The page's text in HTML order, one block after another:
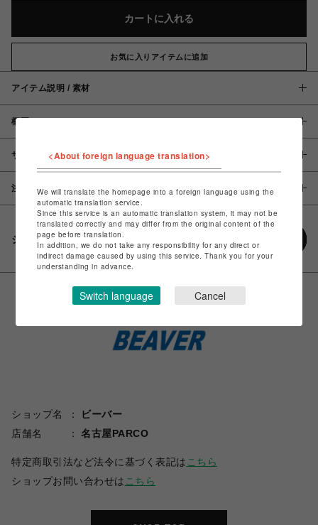
カートに入れる
お気に入りアイテムに追加
アイテム説明 / 素材
概要
サイズ
注意事項
シェアする
ショップ名
ビーバー
店舗名
名古屋PARCO
特定商取引法など法令に基づく表記は こちら
ショップお問い合わせは こちら
<About foreign language translation>
We will translate the homepage into a foreign language using the
automatic translation service.
Since this service is an automatic translation system, it may not be
translated correctly and may differ from the original content of the
page before translation.
In addition, we do not take any responsibility for any direct or
indirect damage caused by using this service. Thank you for your
understanding in advance.
Switch language Cancel